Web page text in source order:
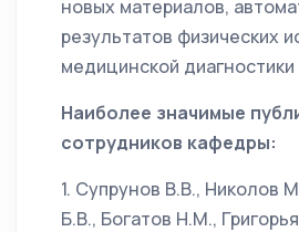
новых материалов,
результатов физических
медицинской диагностики
Наиболее значимые
сотрудников кафедры:
1. Супрунов В.В., Николов
Б.В., Богатов Н.М.,